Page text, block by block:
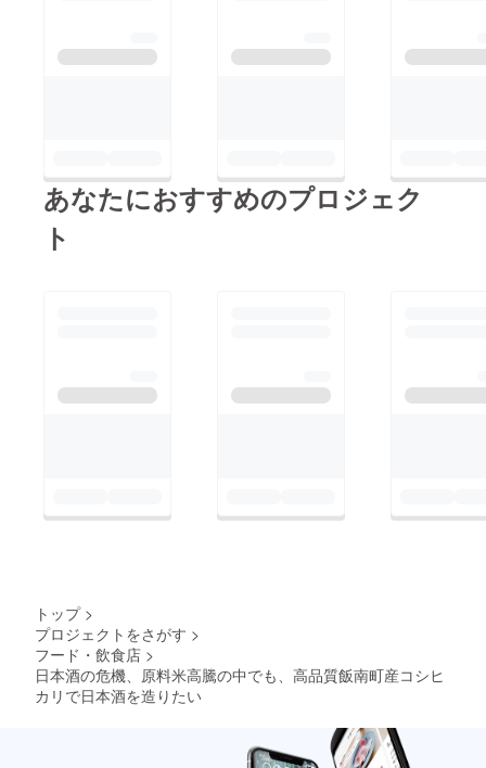
あなたにおすすめのプロジェク
ト
トップ >
プロジェクトをさがす >
フード・飲食店 >
日本酒の危機、原料米高騰の中でも、高品質飯南町産コシヒ
カリで日本酒を造りたい